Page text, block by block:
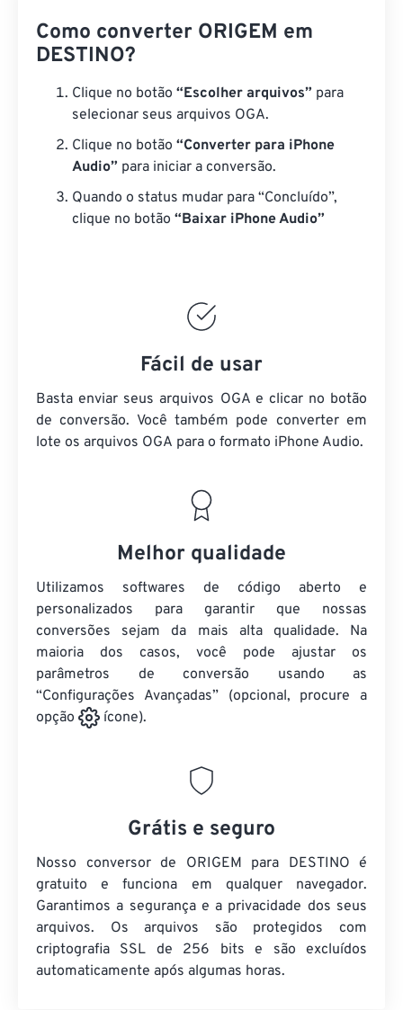
Como converter ORIGEM em
DESTINO?
Clique no botão “Escolher arquivos” para
selecionar seus arquivos OGA.
Clique no botão “Converter para iPhone
Audio” para iniciar a conversão.
Quando o status mudar para “Concluído”,
clique no botão “Baixar iPhone Audio”
Fácil de usar
Basta enviar seus arquivos OGA e clicar no botão
de conversão. Você também pode converter em
lote os arquivos OGA para o formato iPhone Audio.
Melhor qualidade
Utilizamos softwares de código aberto e
personalizados para garantir que nossas
conversões sejam da mais alta qualidade. Na
maioria dos casos, você pode ajustar os
parâmetros de conversão usando as
“Configurações Avançadas” (opcional, procure a
opção
ícone).
Grátis e seguro
Nosso conversor de ORIGEM para DESTINO é
gratuito e funciona em qualquer navegador.
Garantimos a segurança e a privacidade dos seus
arquivos. Os arquivos são protegidos com
criptografia SSL de 256 bits e são excluídos
automaticamente após algumas horas.